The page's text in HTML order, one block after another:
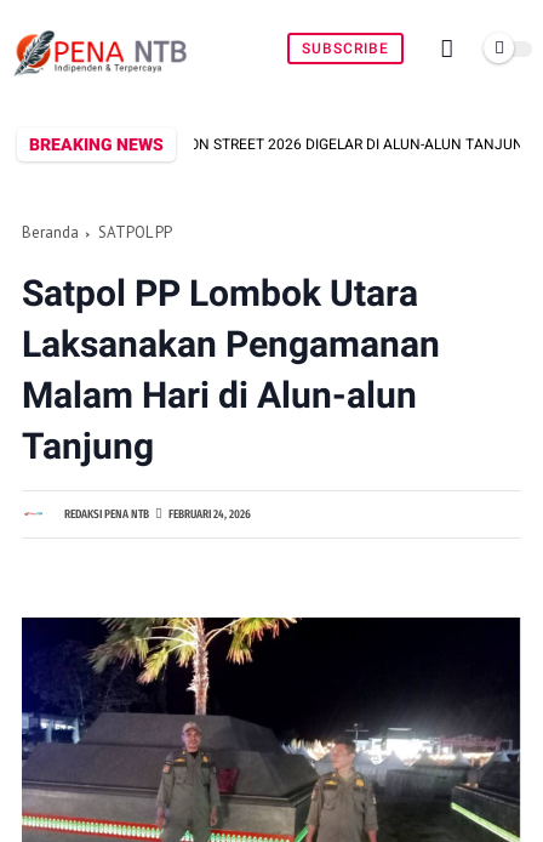
SUBSCRIBE
BREAKING NEWS
STREET 2026 DIGELAR DI ALUN-ALUN TANJUNG, BUPATI NAJMUL: JADI
Beranda SATPOL PP
Satpol PP Lombok Utara
Laksanakan Pengamanan
Malam Hari di Alun-alun
Tanjung
REDAKSI PENA NTB FEBRUARI 24, 2026